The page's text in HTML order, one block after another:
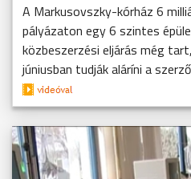
A Markusovszky-kórház 6
pályázaton egy 6 szintes
közbeszerzési eljárás még
júniusban tudják aláríni a